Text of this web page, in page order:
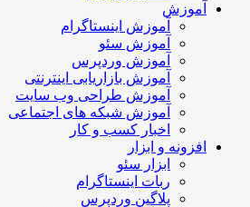
آموزش
آموزش اینستاگرام
آموزش سئو
آموزش وردپرس
آموزش بازاریابی اینترنتی
آموزش طراحی وب سایت
آموزش شبکه های اجتماعی
اخبار کسب و کار
افزونه و ابزار
ابزار سئو
ربات اینستاگرام
پلاگین وردپرس